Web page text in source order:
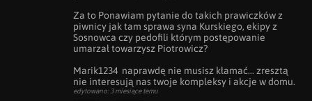
Za to Ponawiam pytanie do takich prawiczków z
piwnicy jak tam sprawa syna Kurskiego, ekipy z
Sosnowca czy pedofili którym postępowanie
umarzał towarzysz Piotrowicz?
Marik1234  naprawdę nie musisz kłamać... zresztą
nie interesują nas twoje kompleksy i akcje w domu.
edytowano: 3 miesiące temu